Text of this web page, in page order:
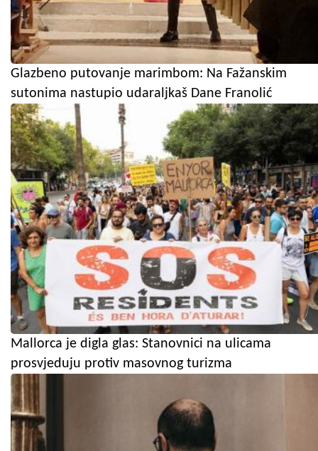
Glazbeno putovanje marimbom: Na Fažanskim
sutonima nastupio udaraljkaš Dane Franolić
Mallorca je digla glas: Stanovnici na ulicama
prosvjeduju protiv masovnog turizma